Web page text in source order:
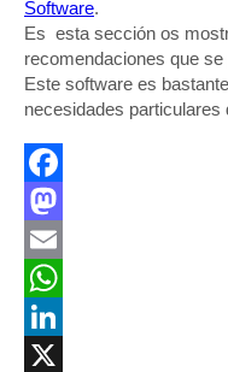
Software.
Es esta sección os
recomendaciones que
Este software es
necesidades
Facebook
Mastodon
Email
WhatsApp
LinkedIn